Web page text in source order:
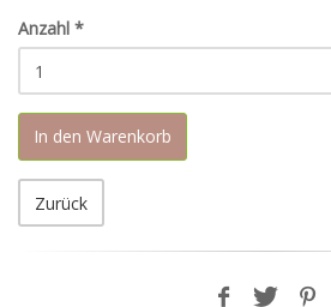
Anzahl *
In den Warenkorb
Zurück